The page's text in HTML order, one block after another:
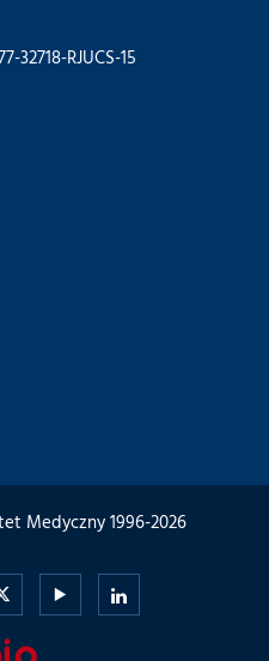
32718-RJUCS-15
Medyczny 1996-2026
Gdański
Uniwersytet
GdańskiGdański